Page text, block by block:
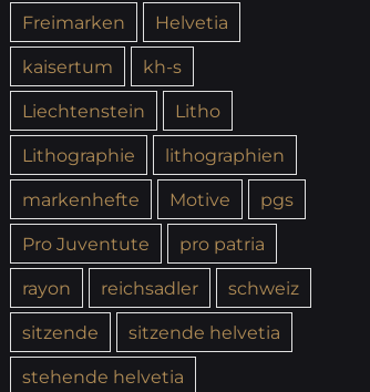
Freimarken
Helvetia
kaisertum
kh-s
Liechtenstein
Litho
Lithographie
lithographien
markenhefte
Motive
pgs
Pro Juventute
pro patria
rayon
reichsadler
schweiz
sitzende
sitzende helvetia
stehende helvetia